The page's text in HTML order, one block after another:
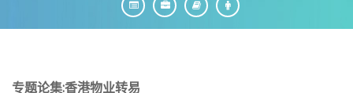
专题论集:香港物业转易